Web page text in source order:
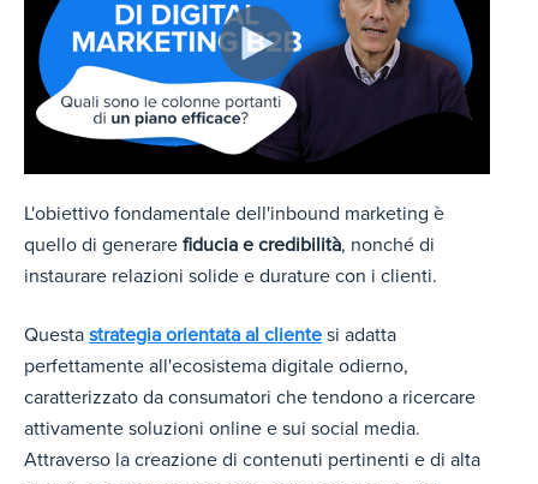
L'obiettivo fondamentale dell'inbound marketing è
quello di generare fiducia e credibilità, nonché di
instaurare relazioni solide e durature con i clienti.
Questa strategia orientata al cliente si adatta
perfettamente all'ecosistema digitale odierno,
caratterizzato da consumatori che tendono a ricercare
attivamente soluzioni online e sui social media.
Attraverso la creazione di contenuti pertinenti e di alta